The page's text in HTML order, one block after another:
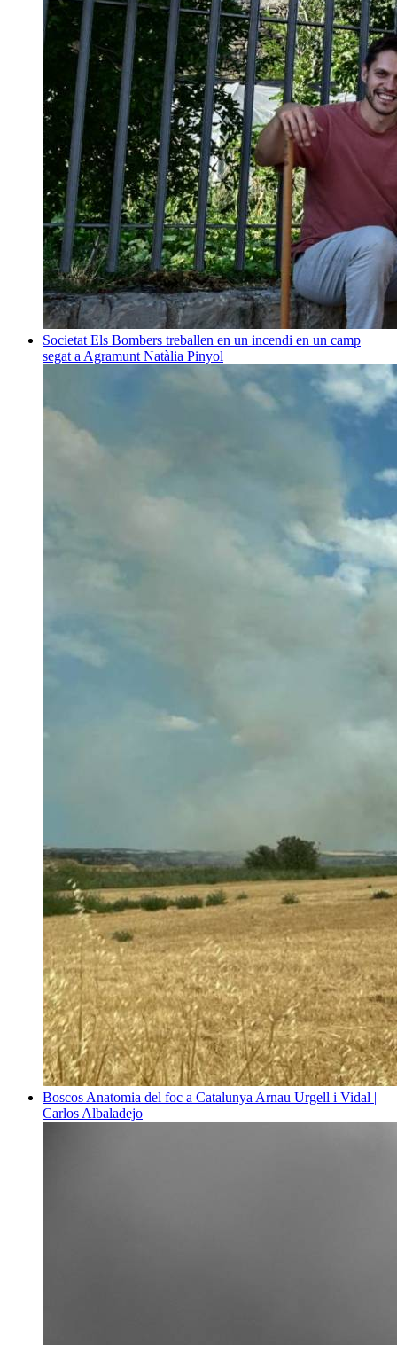
Societat Els Bombers treballen en un incendi en un camp
segat a Agramunt Natàlia Pinyol
Boscos Anatomia del foc a Catalunya Arnau Urgell i Vidal |
Carlos Albaladejo